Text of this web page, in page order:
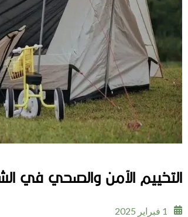
التخييم الآمن والصحي في
1 فبراير 2025